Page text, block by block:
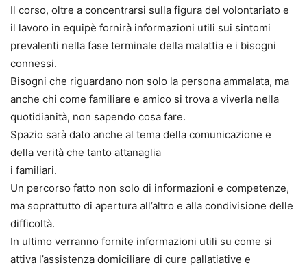
Il corso, oltre a concentrarsi sulla figura del volontariato e
il lavoro in equipè fornirà informazioni utili sui sintomi
prevalenti nella fase terminale della malattia e i bisogni
connessi.
Bisogni che riguardano non solo la persona ammalata, ma
anche chi come familiare e amico si trova a viverla nella
quotidianità, non sapendo cosa fare.
Spazio sarà dato anche al tema della comunicazione e
della verità che tanto attanaglia
i familiari.
Un percorso fatto non solo di informazioni e competenze,
ma soprattutto di apertura all’altro e alla condivisione delle
difficoltà.
In ultimo verranno fornite informazioni utili su come si
attiva l’assistenza domiciliare di cure pallatiative e